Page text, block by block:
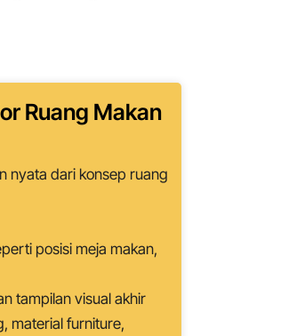
Ruang Makan
nyata dari konsep ruang
posisi meja makan,
tampilan visual akhir
material furniture,